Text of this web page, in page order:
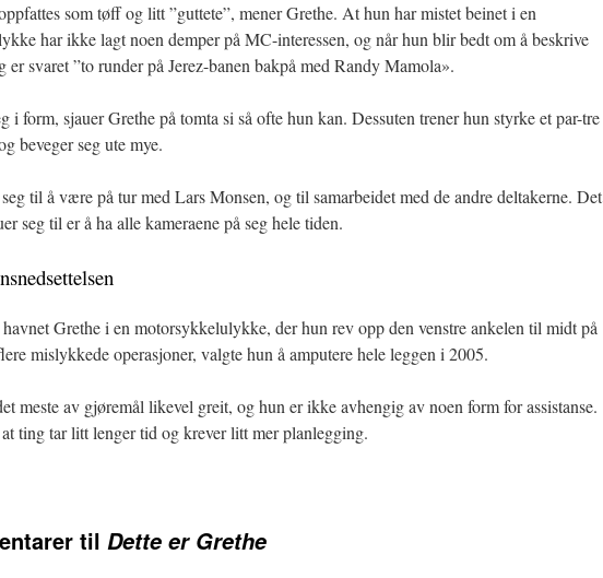
som tøff og litt ”guttete”, mener Grethe. At hun har mistet beinet i en
har ikke lagt noen demper på MC-interessen, og når hun blir bedt om å beskrive
er svaret ”to runder på Jerez-banen bakpå med Randy Mamola».
i form, sjauer Grethe på tomta si så ofte hun kan. Dessuten trener hun styrke et par-tre
beveger seg ute mye.
til å være på tur med Lars Monsen, og til samarbeidet med de andre deltakerne. Det
seg til er å ha alle kameraene på seg hele tiden.
Grethe i en motorsykkelulykke, der hun rev opp den venstre ankelen til midt på
mislykkede operasjoner, valgte hun å amputere hele leggen i 2005.
meste av gjøremål likevel greit, og hun er ikke avhengig av noen form for assistanse.
ting tar litt lenger tid og krever litt mer planlegging.
til Dette er Grethe